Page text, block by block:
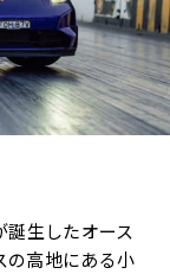
誕生したオース
の高地にある小